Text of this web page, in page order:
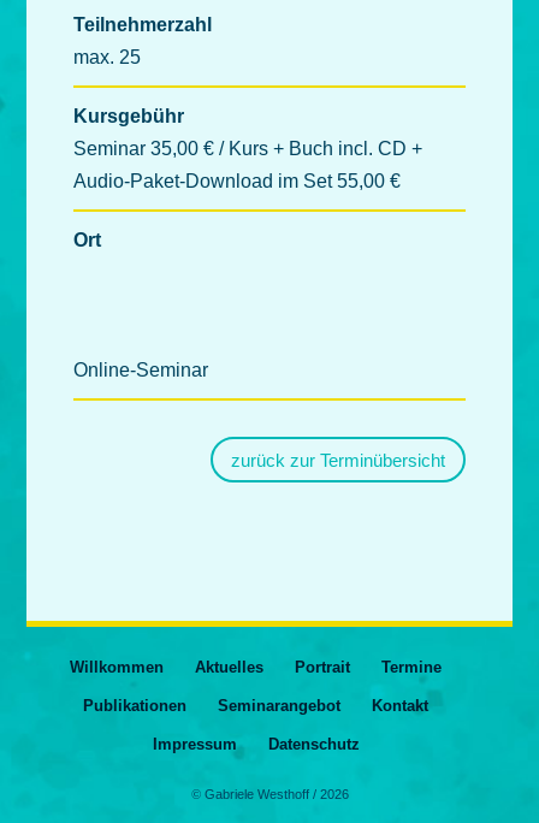
Teilnehmerzahl
max. 25
Kursgebühr
Seminar 35,00 € / Kurs + Buch incl. CD +
Audio-Paket-Download im Set 55,00 €
Ort
Online-Seminar
zurück zur Terminübersicht
Willkommen Aktuelles Portrait Termine
Publikationen Seminarangebot Kontakt
Impressum Datenschutz
Gabriele Westhoff / 2026